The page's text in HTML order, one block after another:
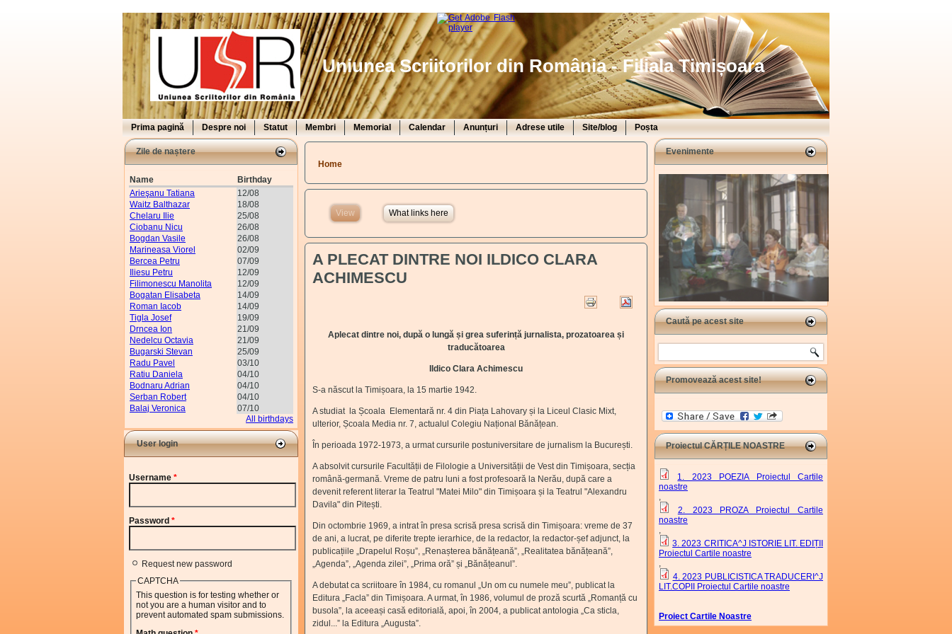
Uniunea Scriitorilor din România - Filiala Timișoara
Prima pagină Despre noi Statut Membri Memorial Calendar Anunțuri Adrese utile Site/blog Poșta
Zile de naștere
Name
Birthday
Arieşanu Tatiana
12/08
Waitz Balthazar
18/08
Chelaru Ilie
25/08
Ciobanu Nicu
26/08
Bogdan Vasile
26/08
Marineasa Viorel
02/09
Bercea Petru
07/09
Iliesu Petru
12/09
Filimonescu Manolita
12/09
Bogatan Elisabeta
14/09
Roman Iacob
14/09
Tigla Josef
19/09
Drncea Ion
21/09
Nedelcu Octavia
21/09
Bugarski Stevan
25/09
Radu Pavel
03/10
Ratiu Daniela
04/10
Bodnaru Adrian
04/10
Serban Robert
04/10
Balaj Veronica
07/10
All birthdays
User login
Username *
Password *
Request new password
CAPTCHA
This question is for testing whether or
not you are a human visitor and to
prevent automated spam submissions.
You are here
Home
View (active tab)What links here
A PLECAT DINTRE NOI ILDICO CLARA
ACHIMESCU
Aplecat dintre noi, după o lungă și grea suferință jurnalista, prozatoarea și
traducătoarea
Ildico Clara Achimescu
S-a născut la Timișoara, la 15 martie 1942.
A studiat la Școala Elementară nr. 4 din Piața Lahovary și la Liceul Clasic Mixt,
ulterior, Școala Media nr. 7, actualul Colegiu Național Bănățean.
În perioada 1972-1973, a urmat cursurile postuniversitare de jurnalism la București.
A absolvit cursurile Facultății de Filologie a Universității de Vest din Timișoara, secția
română-germană. Vreme de patru luni a fost profesoară la Nerău, după care a
devenit referent literar la Teatrul "Matei Milo" din Timișoara și la Teatrul "Alexandru
Davila" din Pitești.
Din octombrie 1969, a intrat în presa scrisă presa scrisă din Timișoara: vreme de 37
de ani, a lucrat, pe diferite trepte ierarhice, de la redactor, la redactor-șef adjunct, la
publicațiile „Drapelul Roșu”, „Renașterea bănățeană”, „Realitatea bănățeană”,
„Agenda”, „Agenda zilei”, „Prima oră” și „Bănățeanul”.
A debutat ca scriitoare în 1984, cu romanul „Un om cu numele meu”, publicat la
Editura „Facla” din Timișoara. A urmat, în 1986, volumul de proză scurtă „Romanță cu
busola”, la aceeași casă editorială, apoi, în 2004, a publicat antologia „Ca sticla,
zidul...” la Editura „Augusta”.
Evenimente
Caută pe acest site
Search
Promovează acest site!
Proiectul CĂRȚILE NOASTRE
1. 2023 POEZIA Proiectul Cartile
noastre
,
2. 2023 PROZA Proiectul Cartile
noastre
,
3. 2023 CRITICA^J ISTORIE LIT. EDIȚII
Proiectul Cartile noastre
,
4. 2023 PUBLICISTICA TRADUCERI^J
LIT.COPII Proiectul Cartile noastre
Proiect Cartile Noastre